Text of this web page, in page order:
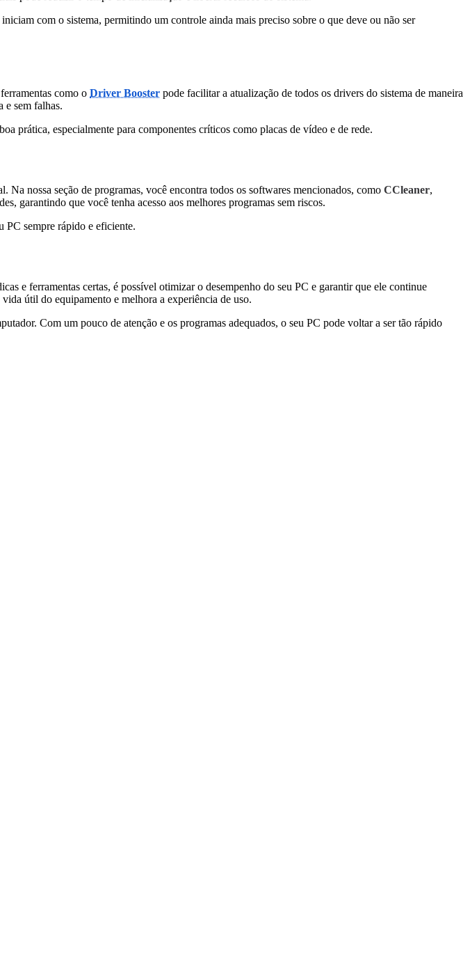
com o sistema, permitindo um controle ainda mais preciso sobre o que deve ou não ser
como o Driver Booster pode facilitar a atualização de todos os drivers do sistema de maneira
e sem falhas.
prática, especialmente para componentes críticos como placas de vídeo e de rede.
Na nossa seção de programas, você encontra todos os softwares mencionados, como CCleaner,
garantindo que você tenha acesso aos melhores programas sem riscos.
PC sempre rápido e eficiente.
e ferramentas certas, é possível otimizar o desempenho do seu PC e garantir que ele continue
útil do equipamento e melhora a experiência de uso.
Com um pouco de atenção e os programas adequados, o seu PC pode voltar a ser tão rápido